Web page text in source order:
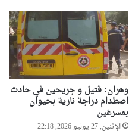
وهران: قتيل و جريحين في حادث
اصطدام دراجة نارية بحيوان
بمسرغين
الإثنين, 27 يوليو 2026, 22:18